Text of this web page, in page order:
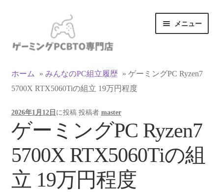
ゲ
ョ
ン
ス
キ
ッ
プ
テ
へ
ス
ッ
プ
メニュー
マイアカウント
支払い
お買い物カゴ
お買い物ガイド
ホーム » みんなのPC組立履歴 » ゲーミングPC Ryzen7
5700X RTX5060Tiの組立 19万円程度
2026年1月12日 に投稿 投稿者 master
ゲーミングPC Ryzen7
5700X RTX5060Tiの組
立 19万円程度